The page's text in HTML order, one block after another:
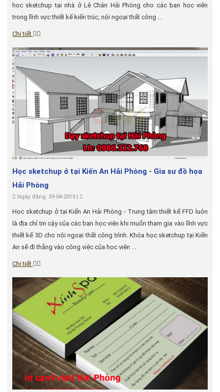
học sketchup tại nhà ở Lê Chân Hải Phòng cho các bạn học viên
trong lĩnh vực thiết kế kiến trúc, nội ngoại thất công ...
Chi tiết
Học sketchup ở tại Kiến An Hải Phòng - Gia sư đồ họa
Hải Phòng
Ngày đăng: 09-04-2019 |
Học sketchup ở tại Kiến An Hải Phòng - Trung tâm thiết kế FFD luôn
là địa chỉ tin cậy của các bạn học viên khi muốn tham gia vào lĩnh vực
thiết kế 3D cho nội ngoại thất công trình. Khóa học sketchup tại Kiến
An sẽ đi thẳng vào công việc của học viên ...
Chi tiết